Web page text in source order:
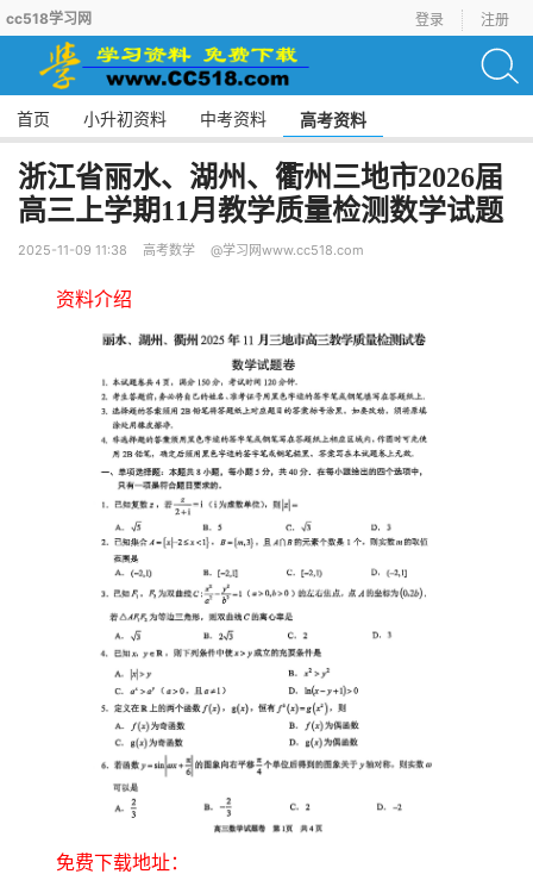
cc518学习网 登录 注册
首页 小升初资料 中考资料 高考资料
浙江省丽水、湖州、衢州三地市2026届
高三上学期11月教学质量检测数学试题
2025-11-09 11:38 高考数学 @学习网www.cc518.com
资料介绍
免费下载地址：